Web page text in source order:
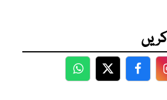
WhatsApp
Twitter